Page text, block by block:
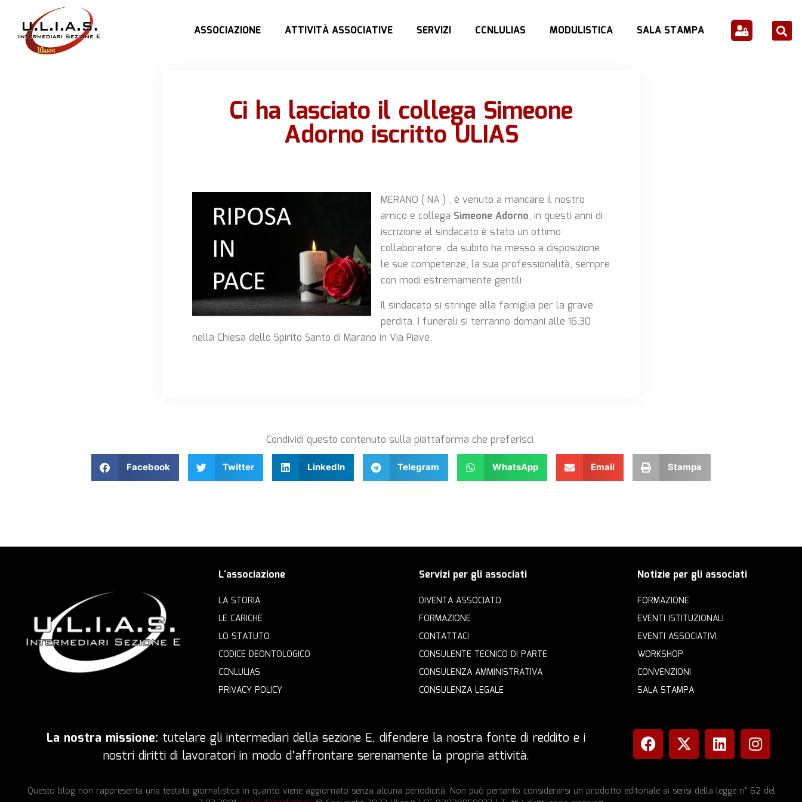
ASSOCIAZIONE ATTIVITÀ ASSOCIATIVE SERVIZI CCNLULIAS MODULISTICA SALA STAMPA
Ci ha lasciato il collega Simeone
Adorno iscritto ULIAS
MERANO ( NA ) , è venuto a mancare il nostro
amico e collega Simeone Adorno, in questi anni di
iscrizione al sindacato è stato un ottimo
collaboratore, da subito ha messo a disposizione
le sue competenze, la sua professionalità, sempre
con modi estremamente gentili .
Il sindacato si stringe alla famiglia per la grave
perdita. I funerali si terranno domani alle 16.30
nella Chiesa dello Spirito Santo di Marano in Via Piave.
Condividi questo contenuto sulla piattaforma che preferisci.
Facebook Twitter LinkedIn Telegram WhatsApp Email Stampa
L'associazione
LA STORIA
LE CARICHE
LO STATUTO
CODICE DEONTOLOGICO
CCNLULIAS
PRIVACY POLICY
Servizi per gli associati
DIVENTA ASSOCIATO
FORMAZIONE
CONTATTACI
CONSULENTE TECNICO DI PARTE
CONSULENZA AMMINISTRATIVA
CONSULENZA LEGALE
Notizie per gli associati
FORMAZIONE
EVENTI ISTITUZIONALI
EVENTI ASSOCIATIVI
WORKSHOP
CONVENZIONI
SALA STAMPA
La nostra missione: tutelare gli intermediari della sezione E, difendere la nostra fonte di reddito e i
nostri diritti di lavoratori in modo d’affrontare serenamente la propria attività.
Questo blog non rappresenta una testata giornalistica in quanto viene aggiornato senza alcuna periodicità. Non può pertanto considerarsi un prodotto editoriale ai sensi della legge n° 62 del